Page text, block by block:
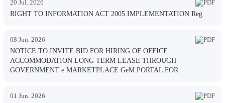
20 Jul. 2026
RIGHT TO INFORMATION ACT 2005 IMPLEMENTATION Reg
08 Jun. 2026
NOTICE TO INVITE BID FOR HIRING OF OFFICE
ACCOMMODATION LONG TERM LEASE THROUGH
GOVERNMENT e MARKETPLACE GeM PORTAL FOR
01 Jun. 2026